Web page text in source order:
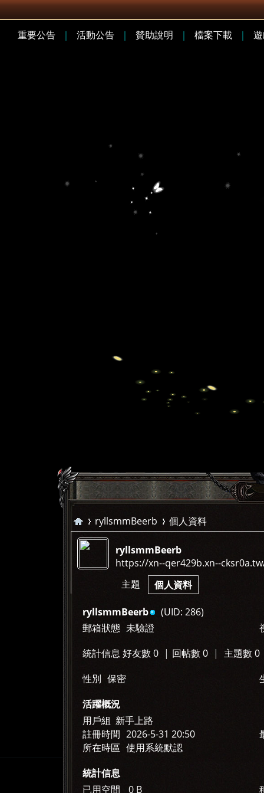
›
ryllsmmBeerb 個人資料
ryllsmmBeerb
https://xn--qer429b.xn--
主題
個人資料
ryllsmmBeerb
(UID: 286)
郵箱狀態 未驗證
統計信息 好友數 0 | 回帖數 0 |
主題數 0
性別 保密
活躍概況
用戶組 新手上路
註冊時間 2026-5-31 20:50
所在時區 使用系統默認
統計信息
已用空間
0 B